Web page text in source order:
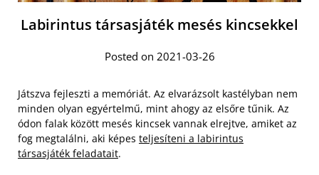
Labirintus társasjáték mesés kincsekkel
Posted on 2021-03-26
Játszva fejleszti a memóriát. Az elvarázsolt kastélyban nem
minden olyan egyértelmű, mint ahogy az elsőre tűnik. Az
ódon falak között mesés kincsek vannak elrejtve, amiket az
fog megtalálni, aki képes teljesíteni a labirintus
társasjáték feladatait.